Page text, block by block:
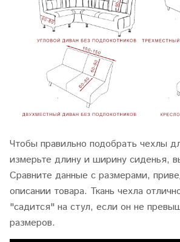
Чтобы правильно подобрать чехлы
измерьте длину и ширину сиденья,
Сравните данные с размерами,
описании товара. Ткань чехла
"садится" на стул, если он не
размеров.